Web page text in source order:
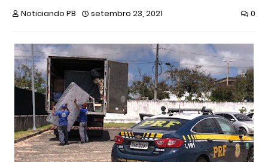
Noticiando PB setembro 23, 2021 0